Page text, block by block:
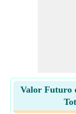
Valor Futuro